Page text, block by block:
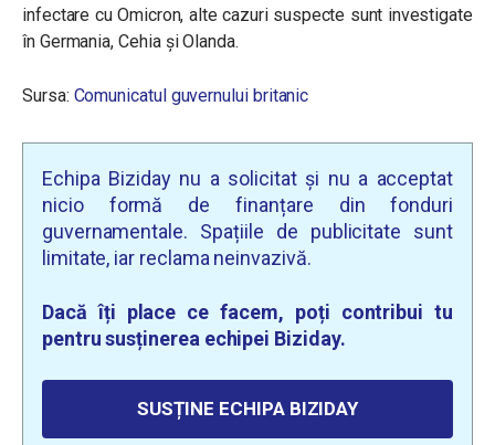
infectare cu Omicron, alte cazuri suspecte sunt investigate
în Germania, Cehia și Olanda.
Sursa: Comunicatul guvernului britanic
Echipa Biziday nu a solicitat și nu a acceptat
nicio formă de finanțare din fonduri
guvernamentale. Spațiile de publicitate sunt
limitate, iar reclama neinvazivă.
Dacă îți place ce facem, poți contribui tu
pentru susținerea echipei Biziday.
SUSȚINE ECHIPA BIZIDAY